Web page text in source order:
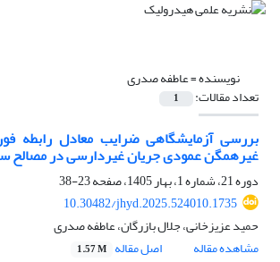
نویسنده =عاطفه صدری
تعداد مقالات: 1
بررسی آزمایشگاهی ضرایب معادل رابطه
غیرهمگن عمودی جریان غیردارسی در مصالح
دوره 21، شماره 1، بهار 1405، صفحه
23-38
10.30482/jhyd.2025.524010.1735
حمید عزیزخانی، جلال بازرگان، عاطفه صدری
مشاهده مقاله
اصل مقاله 1.57 M